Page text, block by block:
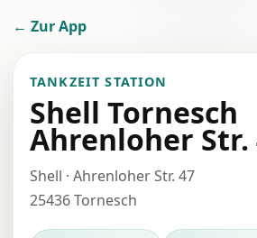
← Zur App
TANKZEIT STATION
Shell Tornesch
Ahrenloher Str.
Shell · Ahrenloher Str. 47
25436 Tornesch